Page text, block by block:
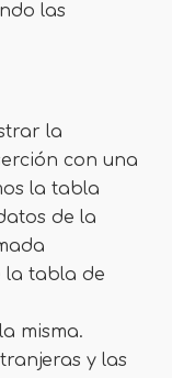
las
la
con una
la tabla
de la
la tabla de
misma.
y las